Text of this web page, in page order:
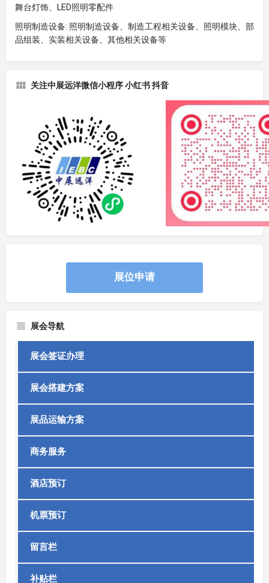
舞台灯饰、LED照明零配件
照明制造设备: 照明制造设备、制造工程相关设备、照明模块、部
品组装、实装相关设备、其他相关设备等
关注中展远洋微信小程序 小红书 抖音
展位申请
展会导航
展会签证办理
展会搭建方案
展品运输方案
商务服务
酒店预订
机票预订
留言栏
补贴栏